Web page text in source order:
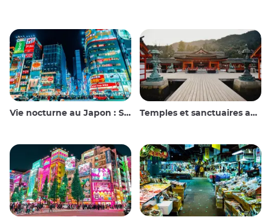
Vie nocturne au Japon : Sortir, voir et boire Temples et sanctuaires au Japon